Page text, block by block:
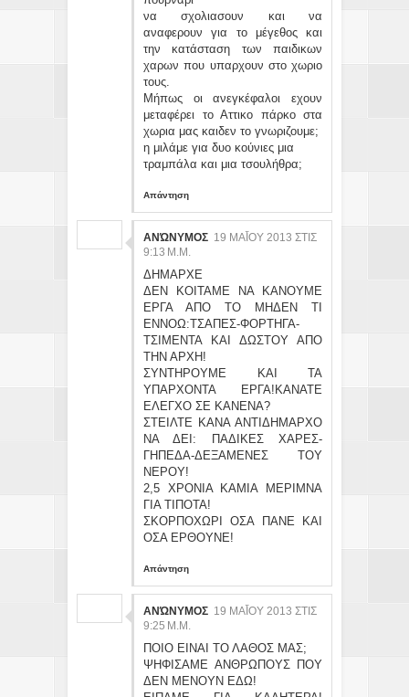
να σχολιασουν και να
αναφερουν για το μέγεθος και
την κατάσταση των παιδικων
χαρων που υπαρχουν στο χωριο
τους.
Μήπως οι ανεγκέφαλοι εχουν
μεταφέρει το Αττικο πάρκο στα
χωρια μας καιδεν το γνωριζουμε;
η μιλάμε για δυο κούνιες μια
τραμπάλα και μια τσουλήθρα;
Απάντηση
ΑΝΏΝΥΜΟΣ 19 ΜΑΪ́ΟΥ 2013 ΣΤΙΣ 9:
13 Μ.Μ.
ΔΗΜΑΡΧΕ
ΔΕΝ ΚΟΙΤΑΜΕ ΝΑ ΚΑΝΟΥΜΕ
ΕΡΓΑ ΑΠΟ ΤΟ ΜΗΔΕΝ ΤΙ
ΕΝΝΟΩ:ΤΣΑΠΕΣ-ΦΟΡΤΗΓΑ-
ΤΣΙΜΕΝΤΑ ΚΑΙ ΔΩΣΤΟΥ ΑΠΟ
ΤΗΝ ΑΡΧΗ!
ΣΥΝΤΗΡΟΥΜΕ ΚΑΙ ΤΑ
ΥΠΑΡΧΟΝΤΑ ΕΡΓΑ!ΚΑΝΑΤΕ
ΕΛΕΓΧΟ ΣΕ ΚΑΝΕΝΑ?
ΣΤΕΙΛΤΕ ΚΑΝΑ ΑΝΤΙΔΗΜΑΡΧΟ
ΝΑ ΔΕΙ: ΠΑΔΙΚΕΣ ΧΑΡΕΣ-
ΓΗΠΕΔΑ-ΔΕΞΑΜΕΝΕΣ ΤΟΥ
ΝΕΡΟΥ!
2,5 ΧΡΟΝΙΑ ΚΑΜΙΑ ΜΕΡΙΜΝΑ
ΓΙΑ ΤΙΠΟΤΑ!
ΣΚΟΡΠΟΧΩΡΙ ΟΣΑ ΠΑΝΕ ΚΑΙ
ΟΣΑ ΕΡΘΟΥΝΕ!
Απάντηση
ΑΝΏΝΥΜΟΣ 19 ΜΑΪ́ΟΥ 2013 ΣΤΙΣ 9:
25 Μ.Μ.
ΠΟΙΟ ΕΙΝΑΙ ΤΟ ΛΑΘΟΣ ΜΑΣ;
ΨΗΦΙΣΑΜΕ ΑΝΘΡΩΠΟΥΣ ΠΟΥ
ΔΕΝ ΜΕΝΟΥΝ ΕΔΩ!